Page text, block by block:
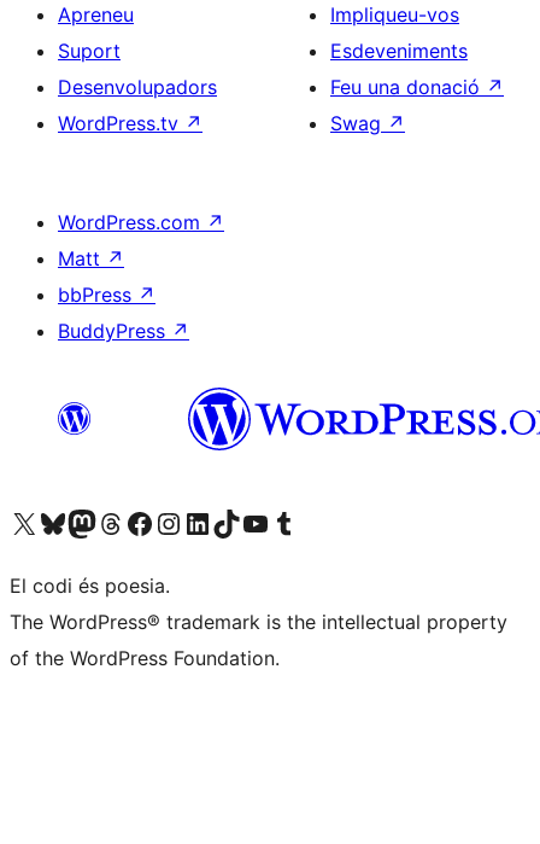
Apreneu
Suport
Desenvolupadors
WordPress.tv ↗
Impliqueu-vos
Esdeveniments
Feu una donació ↗
Swag ↗
WordPress.com ↗
Matt ↗
bbPress ↗
BuddyPress ↗
Visiteu el nostre compte X (abans Twitter)
Visiteu el nostre compte de Bluesky
Visiteu el nostre compte al Mastodon
Visiteu el nostre compte de Threads
Visiteu la nostra pàgina al Facebook
Visiteu el nostre compte d'Instagram
Visiteu el nostre compte de LinkedIn
Visiteu el nostre compte de TikTok
Visiteu el nostre canal al YouTube
Visiteu el nostre compte de Tumblr
El codi és poesia.
The WordPress® trademark is the intellectual property
of the WordPress Foundation.